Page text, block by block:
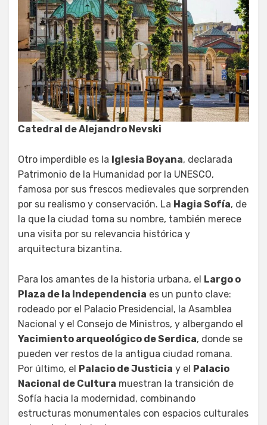
Catedral de Alejandro Nevski
Otro imperdible es la Iglesia Boyana, declarada
Patrimonio de la Humanidad por la UNESCO,
famosa por sus frescos medievales que sorprenden
por su realismo y conservación. La Hagia Sofía, de
la que la ciudad toma su nombre, también merece
una visita por su relevancia histórica y
arquitectura bizantina.
Para los amantes de la historia urbana, el Largo o
Plaza de la Independencia es un punto clave:
rodeado por el Palacio Presidencial, la Asamblea
Nacional y el Consejo de Ministros, y albergando el
Yacimiento arqueológico de Serdica, donde se
pueden ver restos de la antigua ciudad romana.
Por último, el Palacio de Justicia y el Palacio
Nacional de Cultura muestran la transición de
Sofía hacia la modernidad, combinando
estructuras monumentales con espacios culturales